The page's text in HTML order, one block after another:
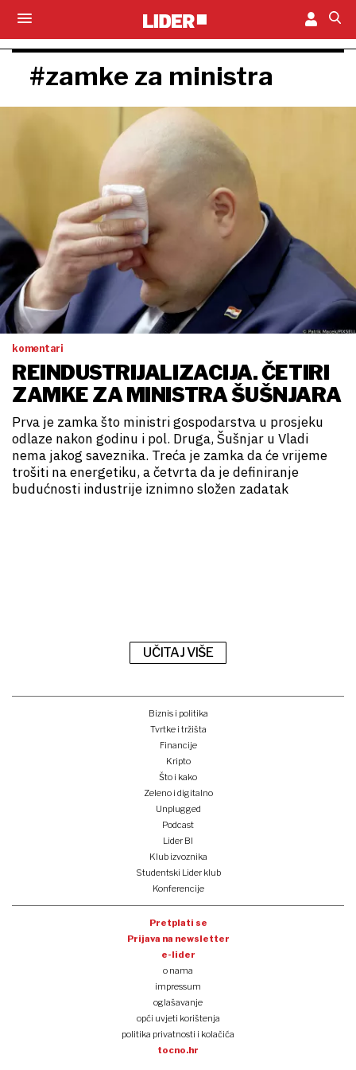
#zamke za ministra
komentari
REINDUSTRIJALIZACIJA. ČETIRI
ZAMKE ZA MINISTRA ŠUŠNJARA
Prva je zamka što ministri gospodarstva u prosjeku
odlaze nakon godinu i pol. Druga, Šušnjar u Vladi
nema jakog saveznika. Treća je zamka da će vrijeme
trošiti na energetiku, a četvrta da je definiranje
budućnosti industrije iznimno složen zadatak
UČITAJ VIŠE
Biznis i politika
Tvrtke i tržišta
Financije
Kripto
Što i kako
Zeleno i digitalno
Unplugged
Podcast
Lider BI
Klub izvoznika
Studentski Lider klub
Konferencije
Pretplati se
Prijava na newsletter
e-lider
o nama
impressum
oglašavanje
opći uvjeti korištenja
politika privatnosti i kolačića
tocno.hr